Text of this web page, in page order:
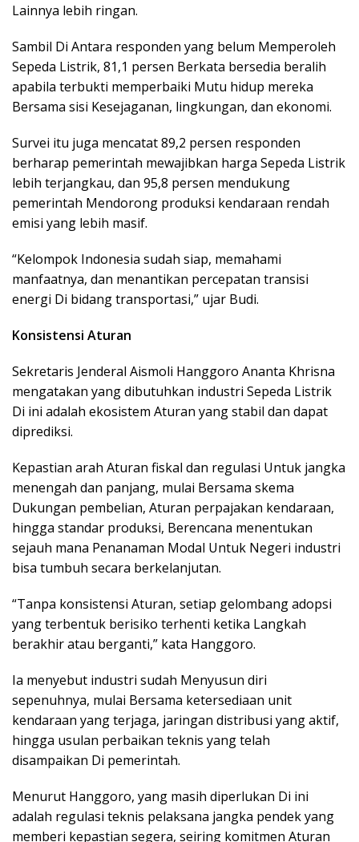
Lainnya lebih ringan.
Sambil Di Antara responden yang belum Memperoleh
Sepeda Listrik, 81,1 persen Berkata bersedia beralih
apabila terbukti memperbaiki Mutu hidup mereka
Bersama sisi Kesejaganan, lingkungan, dan ekonomi.
Survei itu juga mencatat 89,2 persen responden
berharap pemerintah mewajibkan harga Sepeda Listrik
lebih terjangkau, dan 95,8 persen mendukung
pemerintah Mendorong produksi kendaraan rendah
emisi yang lebih masif.
“Kelompok Indonesia sudah siap, memahami
manfaatnya, dan menantikan percepatan transisi
energi Di bidang transportasi,” ujar Budi.
Konsistensi Aturan
Sekretaris Jenderal Aismoli Hanggoro Ananta Khrisna
mengatakan yang dibutuhkan industri Sepeda Listrik
Di ini adalah ekosistem Aturan yang stabil dan dapat
diprediksi.
Kepastian arah Aturan fiskal dan regulasi Untuk jangka
menengah dan panjang, mulai Bersama skema
Dukungan pembelian, Aturan perpajakan kendaraan,
hingga standar produksi, Berencana menentukan
sejauh mana Penanaman Modal Untuk Negeri industri
bisa tumbuh secara berkelanjutan.
“Tanpa konsistensi Aturan, setiap gelombang adopsi
yang terbentuk berisiko terhenti ketika Langkah
berakhir atau berganti,” kata Hanggoro.
Ia menyebut industri sudah Menyusun diri
sepenuhnya, mulai Bersama ketersediaan unit
kendaraan yang terjaga, jaringan distribusi yang aktif,
hingga usulan perbaikan teknis yang telah
disampaikan Di pemerintah.
Menurut Hanggoro, yang masih diperlukan Di ini
adalah regulasi teknis pelaksana jangka pendek yang
memberi kepastian segera, seiring komitmen Aturan